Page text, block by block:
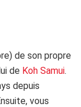
de son propre
de Koh Samui.
depuis
vous